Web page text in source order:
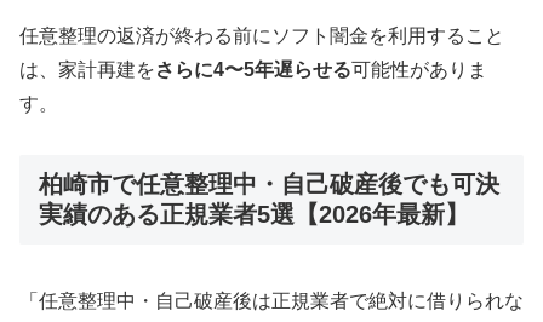
任意整理の返済が終わる前にソフト闇金を利用すること
は、家計再建をさらに4〜5年遅らせる可能性がありま
す。
柏崎市で任意整理中・自己破産後でも可決
実績のある正規業者5選【2026年最新】
「任意整理中・自己破産後は正規業者で絶対に借りられな